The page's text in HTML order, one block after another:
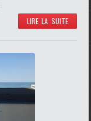
LIRE LA SUITE